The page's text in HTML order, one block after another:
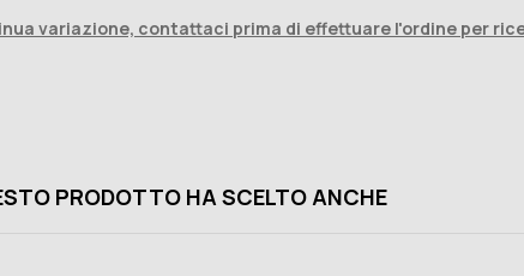
variazione, contattaci prima di effettuare l'ordine per
PRODOTTO HA SCELTO ANCHE